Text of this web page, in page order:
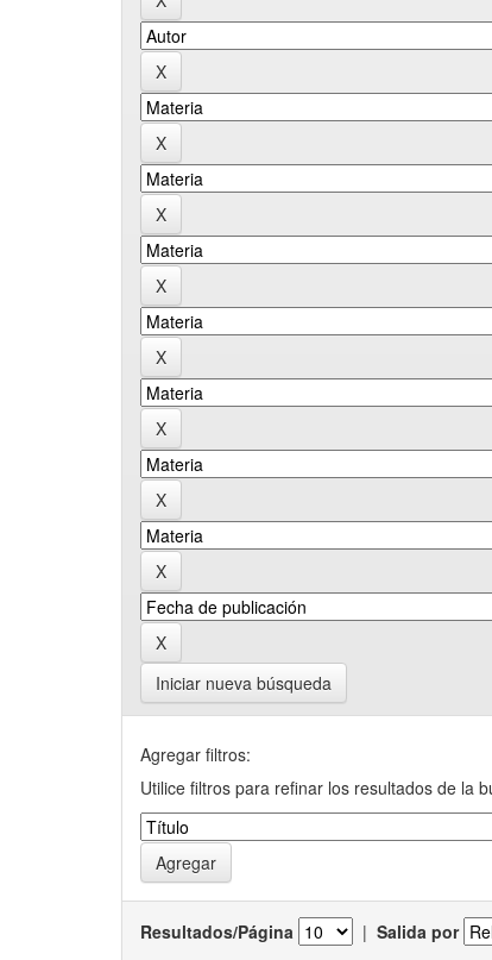
Iniciar nueva búsqueda
Agregar filtros:
Utilice filtros para refinar los resultados de la
Resultados/Página | Salida por